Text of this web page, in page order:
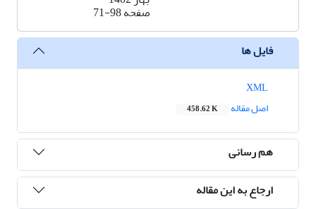
صفحه71-98
فایل ها
اصل مقاله
458.62 K
هم رسانی
ارجاع به این مقاله